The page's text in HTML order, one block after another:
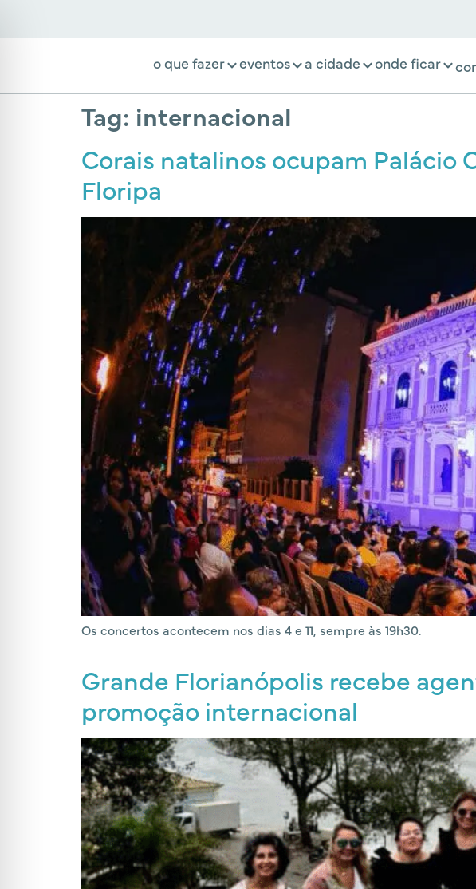
o que fazer eventos a cidade onde ficar
Tag: internacional
Corais natalinos ocupam Palácio
Floripa
Os concertos acontecem nos dias 4 e 11, sempre às 19h30.
Grande Florianópolis recebe
promoção internacional